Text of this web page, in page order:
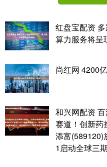
红盘宝配资
算力服务将呈
尚红网 4200
和兴网配资
赛道！创新药
添富(589120)
1启动全球三